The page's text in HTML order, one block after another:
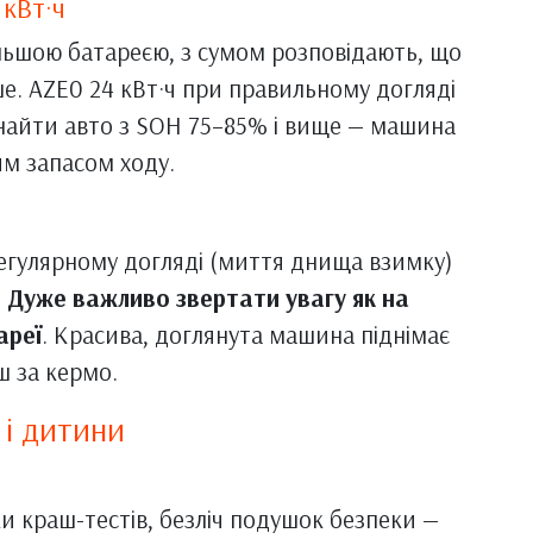
батареєю, з сумом розповідають, що
24 кВт·ч при правильному догляді
авто з SOH 75–85% і вище — машина
запасом ходу.
догляді (миття днища взимку)
Дуже важливо звертати увагу як на
. Красива, доглянута машина піднімає
за кермо.
дитини
краш-тестів, безліч подушок безпеки —